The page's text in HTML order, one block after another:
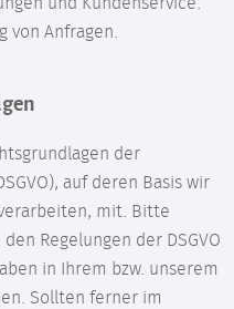
von Anfragen.
der
auf deren Basis wir
mit. Bitte
Regelungen der DSGVO
in Ihrem bzw. unserem
Sollten ferner im